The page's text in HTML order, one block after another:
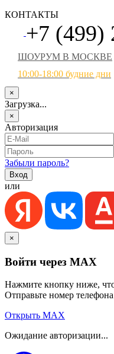
КОНТАКТЫ
+7 (499)
ШОУРУМ В МОСКВЕ
10:00-18:00 будние дни
×
Загрузка...
×
Авторизация
Забыли пароль?
или
×
Войти через MAX
Нажмите кнопку ниже,
Отправьте номер
Открыть MAX
Ожидание авторизации...